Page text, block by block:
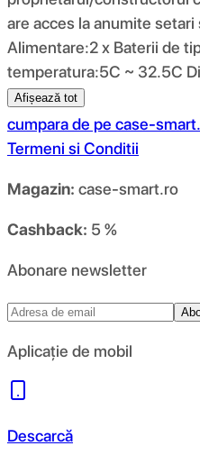
are acces la anumite
Alimentare:2 x Baterii de
temperatura:5C ~ 32.5C
Afișează tot
cumpara de pe case-
Termeni si Conditii
Magazin: case-smart.ro
Cashback: 5 %
Abonare newsletter
Aplicație de mobil
Descarcă